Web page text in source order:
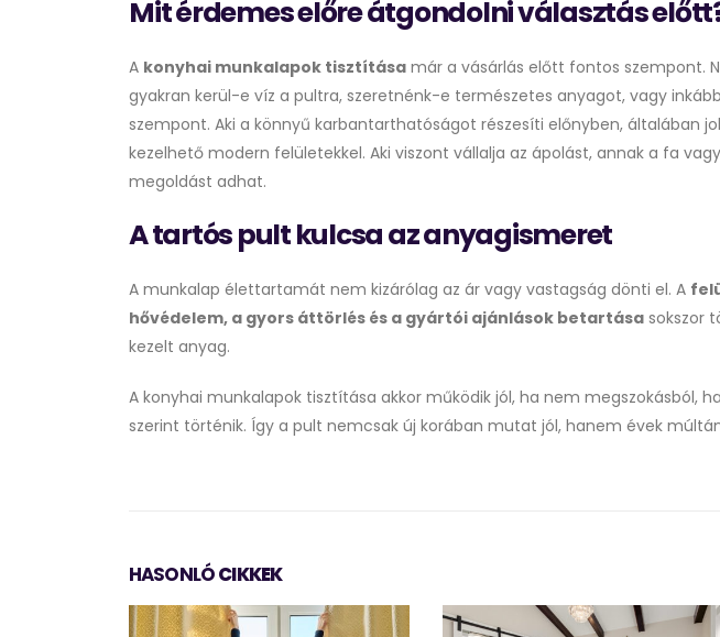
Mit érdemes előre átgondolni választás
A konyhai munkalapok tisztítása már a vásárlás előtt fontos szempont.
gyakran kerül-e víz a pultra, szeretnénk-e természetes anyagot, vagy
szempont. Aki a könnyű karbantarthatóságot részesíti előnyben, általában
kezelhető modern felületekkel. Aki viszont vállalja az ápolást, annak a fa
megoldást adhat.
A tartós pult kulcsa az anyagismeret
A munkalap élettartamát nem kizárólag az ár vagy vastagság dönti el. A
hővédelem, a gyors áttörlés és a gyártói ajánlások betartása sokszor
kezelt anyag.
A konyhai munkalapok tisztítása akkor működik jól, ha nem megszokásból,
szerint történik. Így a pult nemcsak új korában mutat jól, hanem évek
HASONLÓCIKKEK